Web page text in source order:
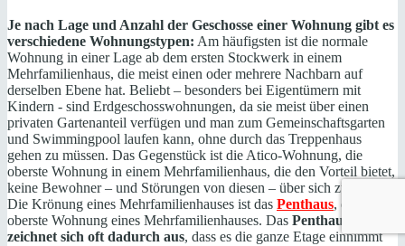
Je nach Lage und Anzahl der Geschosse einer Wohnung gibt es
verschiedene Wohnungstypen: Am häufigsten ist die normale
Wohnung in einer Lage ab dem ersten Stockwerk in einem
Mehrfamilienhaus, die meist einen oder mehrere Nachbarn auf
derselben Ebene hat. Beliebt – besonders bei Eigentümern mit
Kindern - sind Erdgeschosswohnungen, da sie meist über einen
privaten Gartenanteil verfügen und man zum Gemeinschaftsgarten
und Swimmingpool laufen kann, ohne durch das Treppenhaus
gehen zu müssen. Das Gegenstück ist die Atico-Wohnung, die
oberste Wohnung in einem Mehrfamilienhaus, die den Vorteil bietet,
keine Bewohner – und Störungen von diesen – über sich zu haben.
Die Krönung eines Mehrfamilienhauses ist das Penthaus, die
oberste Wohnung eines Mehrfamilienhauses. Das Penthaus
zeichnet sich oft dadurch aus, dass es die ganze Etage einnimmt